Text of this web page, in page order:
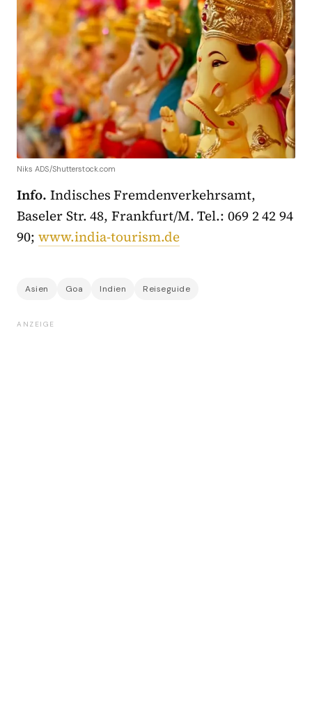
Niks ADS/Shutterstock.com
Info. Indisches Fremdenverkehrsamt,
Baseler Str. 48, Frankfurt/M. Tel.: 069 2 42 94
90; www.india-tourism.de
Asien Goa Indien Reiseguide
ANZEIGE